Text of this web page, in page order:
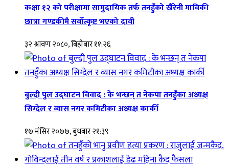
कक्षा १२ को परीक्षामा सामुदायिक तर्फ तनहुँको खैरेनी माविकी
छात्रा गण्डकीमै सर्वोत्कृष्ट भएको दावी
३२ श्रावण २०८०, बिहीबार ११:२६
बुल्दी पुल उद्घाटन विवाद : के भन्छन् त नेकपा तनहुँका अध्यक्ष
सिग्देल र व्यास नगर कमिटीका अध्यक्ष कार्की
१७ मंसिर २०७७, बुधबार २१:३९